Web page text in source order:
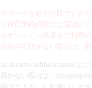
※マークは必須項目ですの
※前日予約の場合は電話に
※オンライン決済をご利用
※該当項目がない場合は、
au.docomo.softbank.gmailな
届かない場合は、